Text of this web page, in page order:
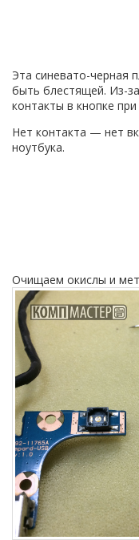
Эта синевато-черная
быть блестящей. Из-
контакты в кнопке
Нет контакта — нет
ноутбука.
Очищаем окислы и